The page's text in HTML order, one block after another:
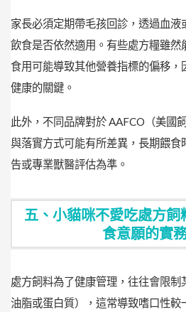
家長必須定期帶毛孩回診，透過血
飲食是否依然適用。有些處方糧雖然
食用可能導致其他營養指標的偏移
健康的關鍵。
此外，不同品牌對於 AAFCO（美國
與落實方式可能有所差異，長期餵食
告或專業獸醫評估為準。
五、小貓咪不愛吃處方
食意願的實
處方飼料為了健康管理，往往會限制
油脂或蛋白質），這常導致嗜口性